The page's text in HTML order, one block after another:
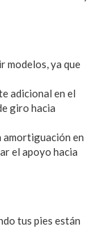
modelos, ya que
adicional en el
giro hacia
amortiguación en
el apoyo hacia
tus pies están